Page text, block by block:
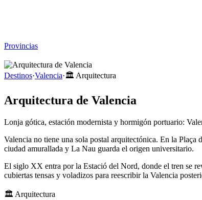
Provincias
Destinos·Valencia·🏛️ Arquitectura
Arquitectura de Valencia
Lonja gótica, estación modernista y hormigón portuario:
Valencia no tiene una sola postal arquitectónica. En la
ciudad amurallada y La Nau guarda el origen universitario.
El siglo XX entra por la Estació del Nord, donde el tren se
cubiertas tensas y voladizos para reescribir la Valencia
🏛️ Arquitectura